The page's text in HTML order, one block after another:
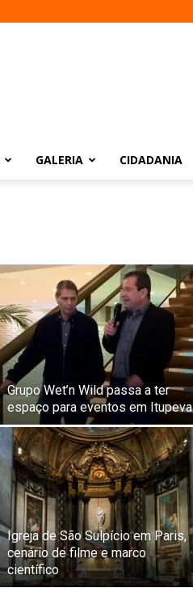
GALERIA CIDADANIA
Grupo Wet’n Wild passa a ter
espaço para eventos em Itupeva
Igreja de São Sulpício em Paris,
cenário de filme e marco
científico